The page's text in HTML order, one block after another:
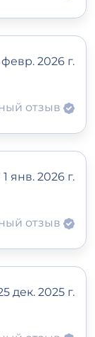
2026 г.
отзыв
1 янв. 2026 г.
отзыв
дек. 2025 г.